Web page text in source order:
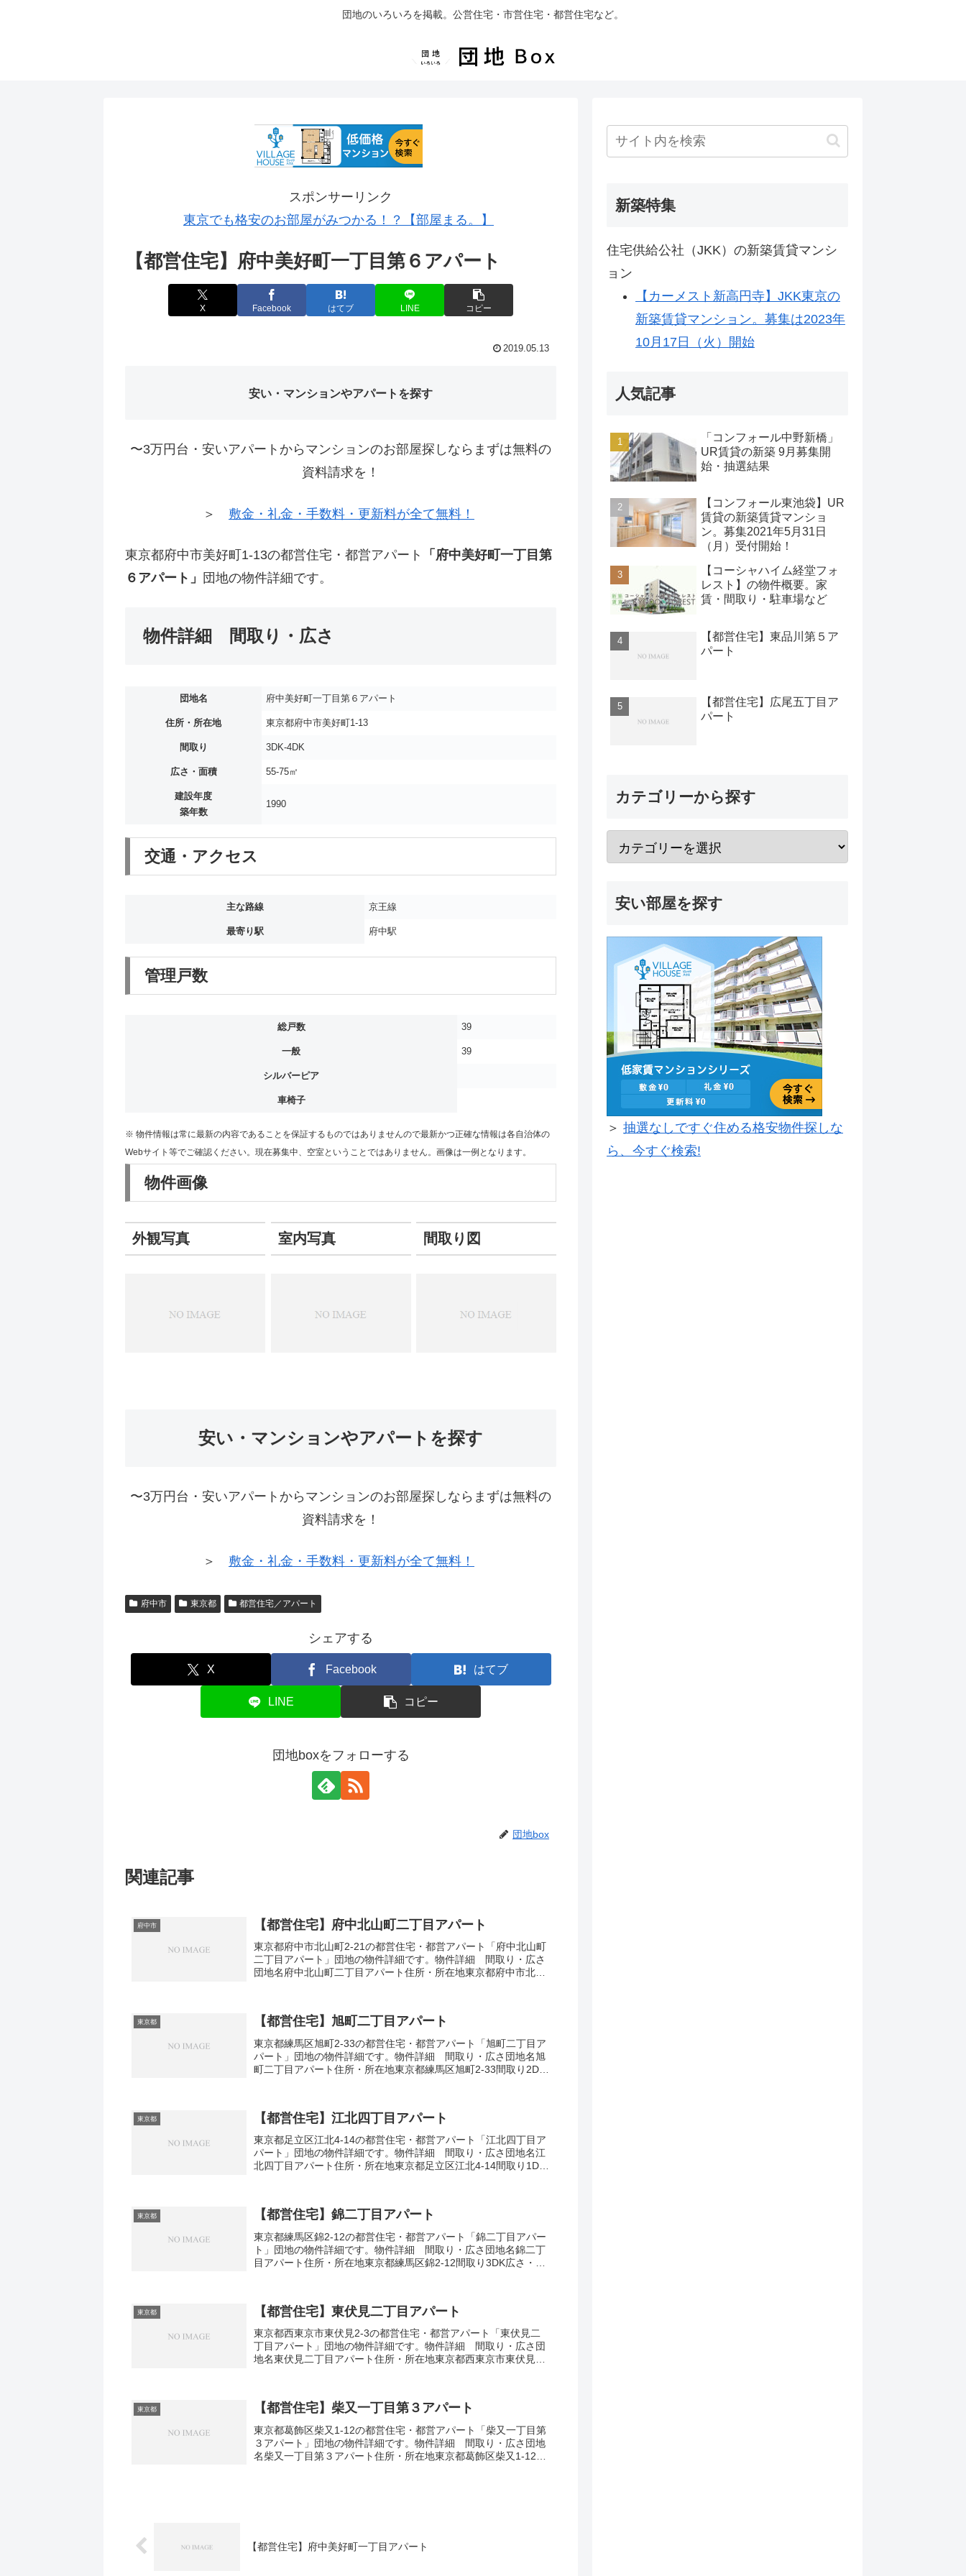
団地のいろいろを掲載。公営住宅・市営住宅・都営住宅など。
スポンサーリンク
東京でも格安のお部屋がみつかる！？【部屋まる。】
【都営住宅】府中美好町一丁目第６アパート
X Facebook はてブ LINE コピー
2019.05.13
安い・マンションやアパートを探す
〜3万円台・安いアパートからマンションのお部屋探しならまずは無料の
資料請求を！
＞ 敷金・礼金・手数料・更新料が全て無料！
東京都府中市美好町1-13の都営住宅・都営アパート
「府中美好町一丁目第
６アパート」
団地の物件詳細です。
物件詳細 間取り・広さ
団地名 府中美好町一丁目第６アパート
住所・所在地 東京都府中市美好町1-13
間取り 3DK-4DK
広さ・面積 55-75㎡
建設年度
築年数
1990
交通・アクセス
主な路線 京王線
最寄り駅 府中駅
管理戸数
総戸数 39
一般 39
シルバーピア
車椅子
※ 物件情報は常に最新の内容であることを保証するものではありませんので最新かつ正確な情報は各自治体の
Webサイト等でご確認ください。現在募集中、空室ということではありません。画像は一例となります。
物件画像
外観写真 室内写真 間取り図
安い・マンションやアパートを探す
〜3万円台・安いアパートからマンションのお部屋探しならまずは無料の
資料請求を！
＞ 敷金・礼金・手数料・更新料が全て無料！
府中市 東京都 都営住宅／アパート
シェアする
X Facebook はてブ
LINE コピー
団地boxをフォローする
団地box
関連記事
府中市 【都営住宅】府中北山町二丁目アパート
東京都府中市北山町2-21の都営住宅・都営アパート「府中北山町
二丁目アパート」団地の物件詳細です。物件詳細 間取り・広さ
団地名府中北山町二丁目アパート住所・所在地東京都府中市北山
東京都 【都営住宅】旭町二丁目アパート
東京都練馬区旭町2-33の都営住宅・都営アパート「旭町二丁目ア
パート」団地の物件詳細です。物件詳細 間取り・広さ団地名旭
町二丁目アパート住所・所在地東京都練馬区旭町2-33間取り2DK
東京都 【都営住宅】江北四丁目アパート
東京都足立区江北4-14の都営住宅・都営アパート「江北四丁目ア
パート」団地の物件詳細です。物件詳細 間取り・広さ団地名江
北四丁目アパート住所・所在地東京都足立区江北4-14間取り1DK-
東京都 【都営住宅】錦二丁目アパート
東京都練馬区錦2-12の都営住宅・都営アパート「錦二丁目アパー
ト」団地の物件詳細です。物件詳細 間取り・広さ団地名錦二丁
目アパート住所・所在地東京都練馬区錦2-12間取り3DK広さ・面
東京都 【都営住宅】東伏見二丁目アパート
東京都西東京市東伏見2-3の都営住宅・都営アパート「東伏見二
丁目アパート」団地の物件詳細です。物件詳細 間取り・広さ団
地名東伏見二丁目アパート住所・所在地東京都西東京市東伏見2-
東京都 【都営住宅】柴又一丁目第３アパート
東京都葛飾区柴又1-12の都営住宅・都営アパート「柴又一丁目第
３アパート」団地の物件詳細です。物件詳細 間取り・広さ団地
名柴又一丁目第３アパート住所・所在地東京都葛飾区柴又1-12間
【都営住宅】府中美好町一丁目アパート
新築特集
住宅供給公社（JKK）の新築賃貸マンシ
ョン
【カーメスト新高円寺】JKK東京の
新築賃貸マンション。募集は2023年
10月17日（火）開始
人気記事
「コンフォール中野新橋」
UR賃貸の新築 9月募集開
始・抽選結果
【コンフォール東池袋】UR
賃貸の新築賃貸マンショ
ン。募集2021年5月31日
（月）受付開始！
【コーシャハイム経堂フォ
レスト】の物件概要。家
賃・間取り・駐車場など
【都営住宅】東品川第５ア
パート
【都営住宅】広尾五丁目ア
パート
カテゴリーから探す
安い部屋を探す
＞ 抽選なしですぐ住める格安物件探しな
ら、今すぐ検索!